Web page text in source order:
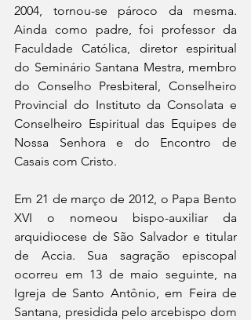
2004, tornou-se pároco da mesma.
Ainda como padre, foi professor da
Faculdade Católica, diretor espiritual
do Seminário Santana Mestra, membro
do Conselho Presbiteral, Conselheiro
Provincial do Instituto da Consolata e
Conselheiro Espiritual das Equipes de
Nossa Senhora e do Encontro de
Casais com Cristo.
Em 21 de março de 2012, o Papa Bento
XVI o nomeou bispo-auxiliar da
arquidiocese de São Salvador e titular
de Accia. Sua sagração episcopal
ocorreu em 13 de maio seguinte, na
Igreja de Santo Antônio, em Feira de
Santana, presidida pelo arcebispo dom